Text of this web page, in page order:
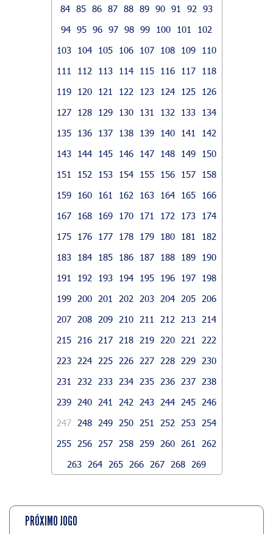
84 85 86 87 88 89 90 91 92
93
94 95 96 97 98 99 100 101
102
103
104 105 106 107 108 109
110
111
112 113 114 115 116 117
118
119
120 121 122 123 124 125
126
127
128 129 130 131 132 133
134
135
136 137 138 139 140 141
142
143
144 145 146 147 148 149
150
151
152 153 154 155 156 157
158
159
160 161 162 163 164 165
166
167
168 169 170 171 172 173
174
175
176 177 178 179 180 181
182
183
184 185 186 187 188 189
190
191
192 193 194 195 196 197
198
199
200 201 202 203 204 205
206
207
208 209 210 211 212 213
214
215
216 217 218 219 220 221
222
223
224 225 226 227 228 229
230
231
232 233 234 235 236 237
238
239
240 241 242 243 244 245
246
247
248 249 250 251 252 253
254
255
256 257 258 259 260 261
262
263
264 265 266 267 268 269
PRÓXIMO JOGO